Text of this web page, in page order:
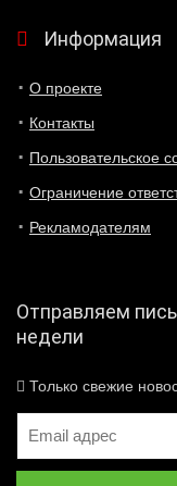
Информация
О проекте
Контакты
Пользовательское
Ограничение
Рекламодателям
Отправляем
недели
Только свежие